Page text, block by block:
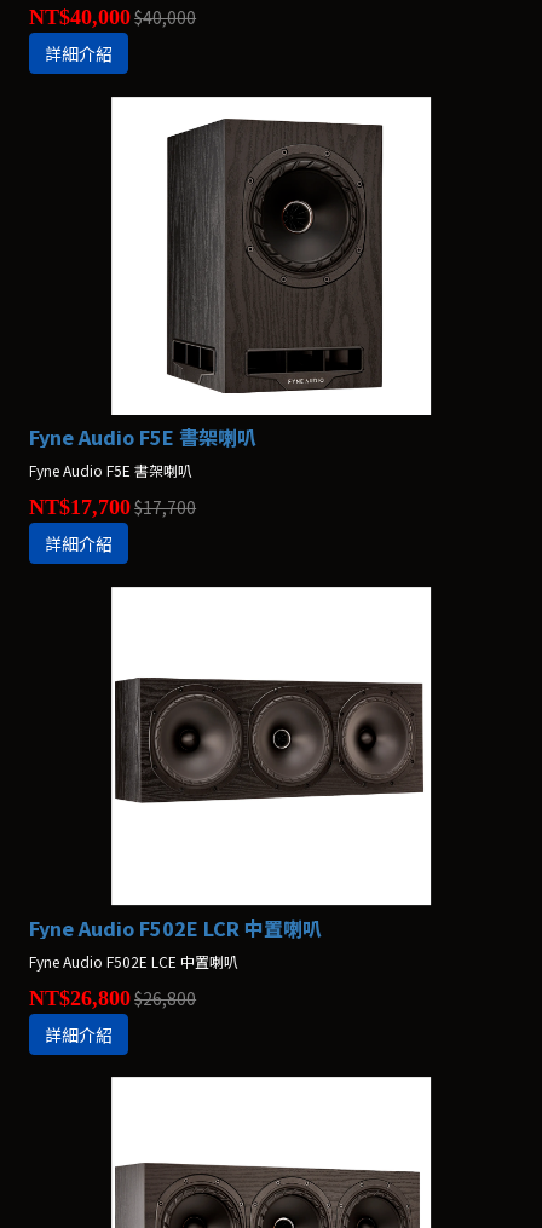
NT$40,000$40,000
詳細介紹
Fyne Audio F5E 書架喇叭
Fyne Audio F5E 書架喇叭
NT$17,700$17,700
詳細介紹
Fyne Audio F502E LCR 中置喇叭
Fyne Audio F502E LCE 中置喇叭
NT$26,800$26,800
詳細介紹